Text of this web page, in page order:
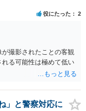
役にたった 2
撮影されたことの客観
る可能性は極めて低い
」と警察対応に